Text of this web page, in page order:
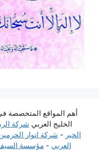
أهم المواقع المتخصصة
الخليج العربي شركة
الخير - شركة انوار
العربي - مؤسسة